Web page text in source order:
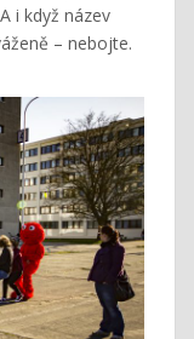
i když název
– nebojte.